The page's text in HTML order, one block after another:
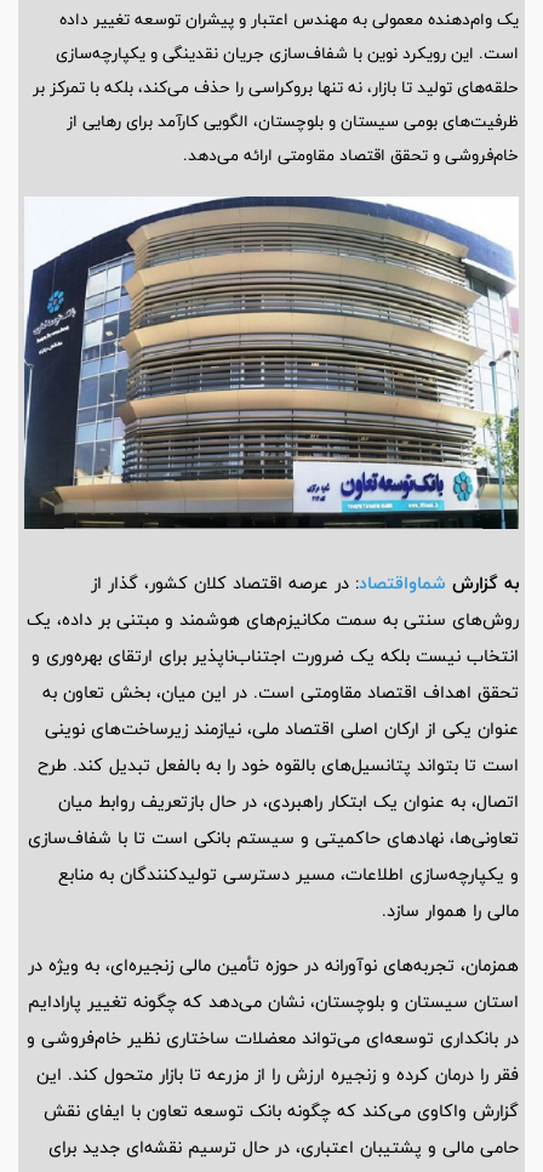
یک وام‌دهنده معمولی به مهندس اعتبار و پیشران توسعه تغییر داده
است. این رویکرد نوین با شفاف‌سازی جریان نقدینگی و یکپارچه‌سازی
حلقه‌های تولید تا بازار، نه تنها بروکراسی را حذف می‌کند، بلکه با تمرکز بر
ظرفیت‌های بومی سیستان و بلوچستان، الگویی کارآمد برای رهایی از
خام‌فروشی و تحقق اقتصاد مقاومتی ارائه می‌دهد.
به گزارش شماواقتصاد: در عرصه اقتصاد کلان کشور، گذار از
روش‌های سنتی به سمت مکانیزم‌های هوشمند و مبتنی بر داده، یک
انتخاب نیست بلکه یک ضرورت اجتناب‌ناپذیر برای ارتقای بهره‌وری و
تحقق اهداف اقتصاد مقاومتی است. در این میان، بخش تعاون به
عنوان یکی از ارکان اصلی اقتصاد ملی، نیازمند زیرساخت‌های نوینی
است تا بتواند پتانسیل‌های بالقوه خود را به بالفعل تبدیل کند. طرح
اتصال، به عنوان یک ابتکار راهبردی، در حال بازتعریف روابط میان
تعاونی‌ها، نهادهای حاکمیتی و سیستم بانکی است تا با شفاف‌سازی
و یکپارچه‌سازی اطلاعات، مسیر دسترسی تولیدکنندگان به منابع
مالی را هموار سازد.
همزمان، تجربه‌های نوآورانه در حوزه تأمین مالی زنجیره‌ای، به ویژه در
استان سیستان و بلوچستان، نشان می‌دهد که چگونه تغییر پارادایم
در بانکداری توسعه‌ای می‌تواند معضلات ساختاری نظیر خام‌فروشی و
فقر را درمان کرده و زنجیره ارزش را از مزرعه تا بازار متحول کند. این
گزارش واکاوی می‌کند که چگونه بانک توسعه تعاون با ایفای نقش
حامی مالی و پشتیبان اعتباری، در حال ترسیم نقشه‌ای جدید برای